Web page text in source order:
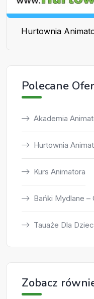
Hurtownia
Polecane
Akademia
Hurtownia
Kurs Animatora
Bańki Mydlane –
Tauaże Dla
Zobacz